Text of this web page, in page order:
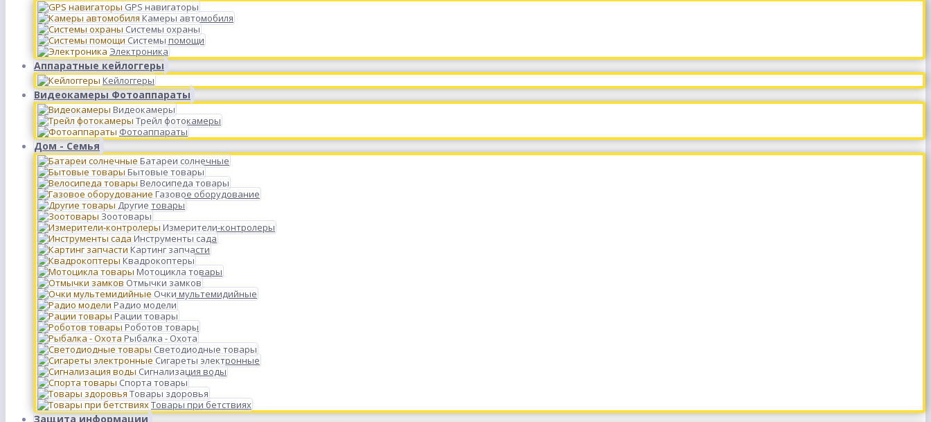
GPS навигаторы
Камеры автомобиля
Системы охраны
Системы помощи
Электроника
Аппаратные кейлоггеры
Кейлоггеры
Видеокамеры Фотоаппараты
Видеокамеры
Трейл фотокамеры
Фотоаппараты
Дом - Семья
Батареи солнечные
Бытовые товары
Велосипеда товары
Газовое оборудование
Другие товары
Зоотовары
Измерители-контролеры
Инструменты сада
Картинг запчасти
Квадрокоптеры
Мотоцикла товары
Отмычки замков
Очки мультемидийные
Радио модели
Рации товары
Роботов товары
Рыбалка - Охота
Светодиодные товары
Сигареты электронные
Сигнализация воды
Спорта товары
Товары здоровья
Товары при бетствиях
Защита информации